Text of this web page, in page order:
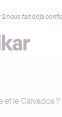
Près
et le Calvados ?